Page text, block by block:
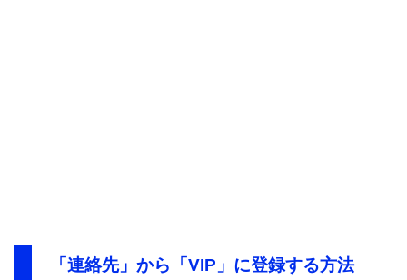
「連絡先」から「VIP」に登録する方法